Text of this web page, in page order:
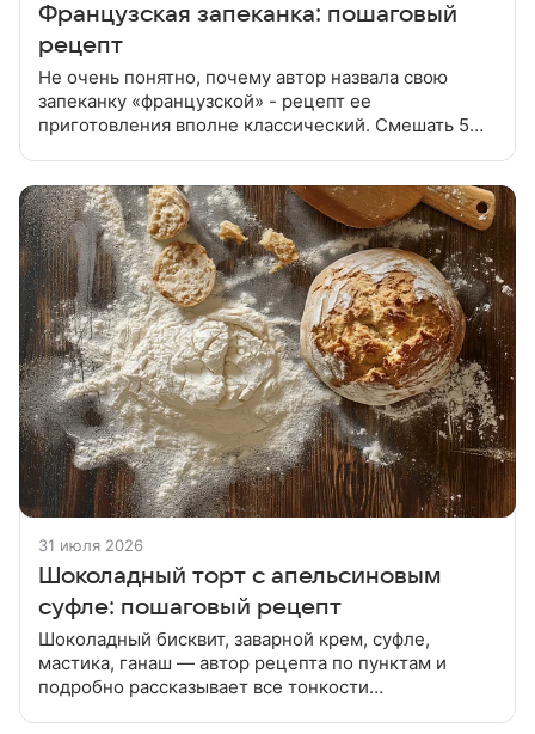
Французская запеканка: пошаговый
рецепт
Не очень понятно, почему автор назвала свою
запеканку «французской» - рецепт ее
приготовления вполне классический. Смешать 5
31 июля 2026
Шоколадный торт с апельсиновым
суфле: пошаговый рецепт
Шоколадный бисквит, заварной крем, суфле,
мастика, ганаш — автор рецепта по пунктам и
подробно рассказывает все тонкости